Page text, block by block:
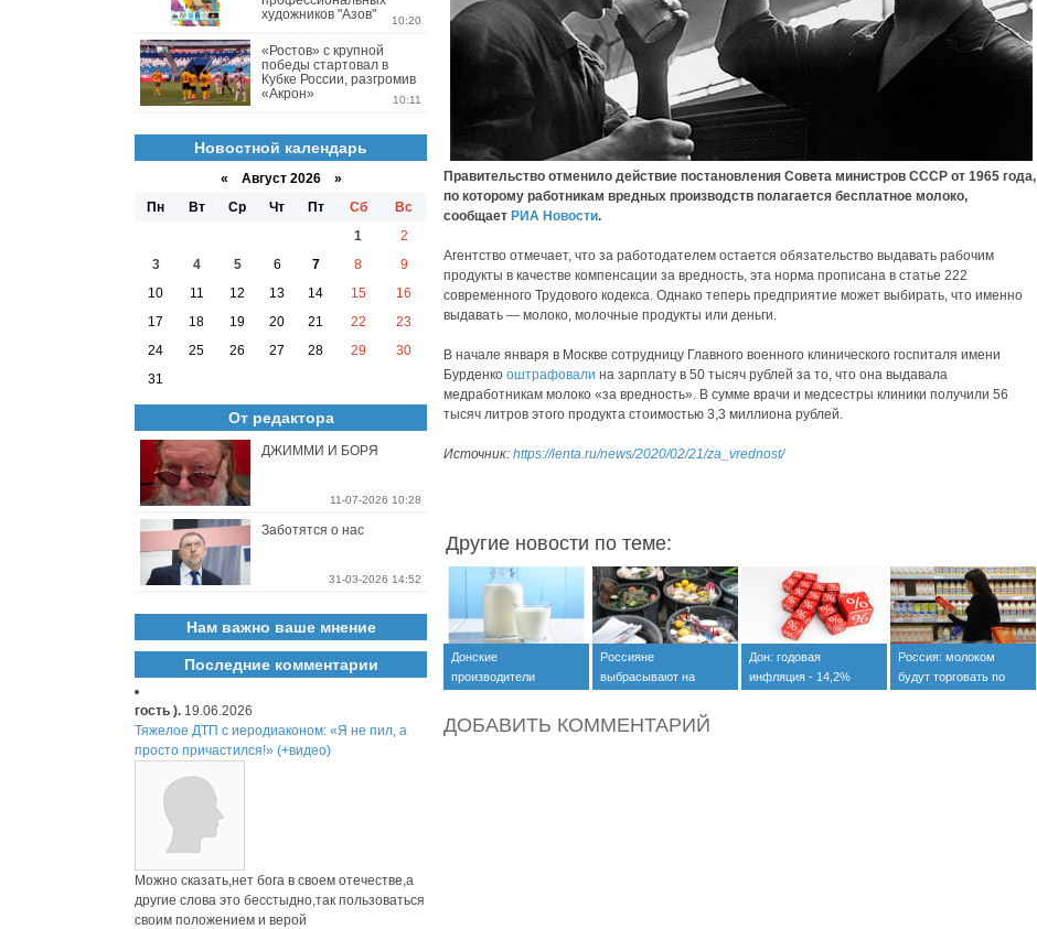
Правительство отменило действие постановления Совета министров СССР от 1965 года,
по которому работникам вредных производств полагается бесплатное молоко,
сообщает РИА Новости.
Агентство отмечает, что за работодателем остается обязательство выдавать рабочим
продукты в качестве компенсации за вредность, эта норма прописана в статье 222
современного Трудового кодекса. Однако теперь предприятие может выбирать, что именно
выдавать — молоко, молочные продукты или деньги.
В начале января в Москве сотрудницу Главного военного клинического госпиталя имени
Бурденко оштрафовали на зарплату в 50 тысяч рублей за то, что она выдавала
медработникам молоко «за вредность». В сумме врачи и медсестры клиники получили 56
тысяч литров этого продукта стоимостью 3,3 миллиона рублей.
Источник: https://lenta.ru/news/2020/02/21/za_vrednost/
Другие новости по теме:
Донские
производители
фальсифицировать
молоко и кефир
Россияне
выбрасывают на
1,6 трлн рублей
Дон: годовая
инфляция - 14,2%
Россия: молоком
будут торговать по
ДОБАВИТЬ КОММЕНТАРИЙ
художников "Азов"
10:20
«Ростов» с крупной
победы стартовал в
Кубке России, разгромив
«Акрон»
10:11
Новостной календарь
« Август 2026 »
Пн
Вт Ср Чт Пт Сб
Вс
1
2
3
4 5 6 7 8
9
10
11 12 13 14 15
16
17
18 19 20 21 22
23
24
25 26 27 28 29
30
31
От редактора
ДЖИММИ И БОРЯ
11-07-2026 10:28
Заботятся о нас
31-03-2026 14:52
Нам важно ваше мнение
Последние комментарии
гость ). 19.06.2026
Тяжелое ДТП с иеродиаконом: «Я не пил, а
просто причастился!» (+видео)
Можно сказать,нет бога в своем отечестве,а
другие слова это бесстыдно,так пользоваться
своим положением и верой